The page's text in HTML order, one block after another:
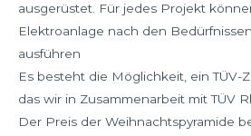
ausgerüstet. Für jedes Projekt
Elektroanlage nach den
ausführen
Es besteht die Möglichkeit, ein TÜV-
das wir in Zusammenarbeit mit TÜV
Der Preis der Weihnachtspyramide